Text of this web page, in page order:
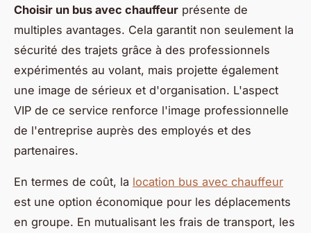
Choisir un bus avec chauffeur présente de
multiples avantages. Cela garantit non seulement la
sécurité des trajets grâce à des professionnels
expérimentés au volant, mais projette également
une image de sérieux et d'organisation. L'aspect
VIP de ce service renforce l'image professionnelle
de l'entreprise auprès des employés et des
partenaires.
En termes de coût, la location bus avec chauffeur
est une option économique pour les déplacements
en groupe. En mutualisant les frais de transport, les